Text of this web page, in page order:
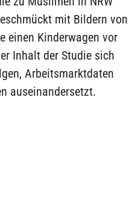
mit Bildern von
einen Kinderwagen vor
Inhalt der Studie sich
Arbeitsmarktdaten
auseinandersetzt.